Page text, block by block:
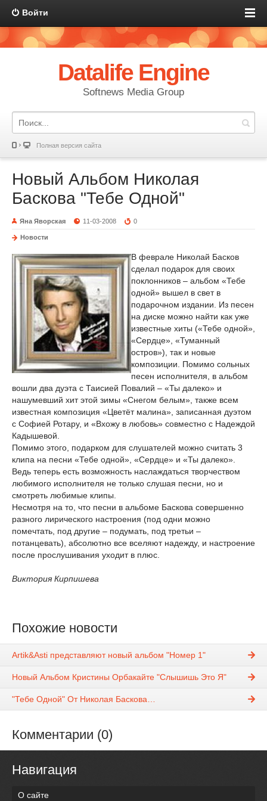
Войти
Datalife Engine
Softnews Media Group
Полная версия сайта
Новый Альбом Николая
Баскова "Тебе Одной"
Яна Яворская 11-03-2008 0
Новости
В феврале Николай Басков
сделал подарок для своих
поклонников – альбом «Тебе
одной» вышел в свет в
подарочном издании. Из песен
на диске можно найти как уже
известные хиты («Тебе одной»,
«Сердце», «Туманный
остров»), так и новые
композиции. Помимо сольных
песен исполнителя, в альбом
вошли два дуэта с Таисией Повалий – «Ты далеко» и
нашумевший хит этой зимы «Снегом белым», также всем
известная композиция «Цветёт малина», записанная дуэтом
с Софией Ротару, и «Вхожу в любовь» совместно с Надеждой
Кадышевой.
Помимо этого, подарком для слушателей можно считать 3
клипа на песни «Тебе одной», «Сердце» и «Ты далеко».
Ведь теперь есть возможность наслаждаться творчеством
любимого исполнителя не только слушая песни, но и
смотреть любимые клипы.
Несмотря на то, что песни в альбоме Баскова совершенно
разного лирического настроения (под одни можно
помечтать, под другие – подумать, под третьи –
потанцевать), абсолютно все вселяют надежду, и настроение
после прослушивания уходит в плюс.
Виктория Кирпишева
Похожие новости
Artik&Asti представляют новый альбом "Номер 1"
Новый Альбом Кристины Орбакайте "Слышишь Это Я"
"Тебе Одной" От Николая Баскова…
Комментарии (0)
Навигация
О сайте